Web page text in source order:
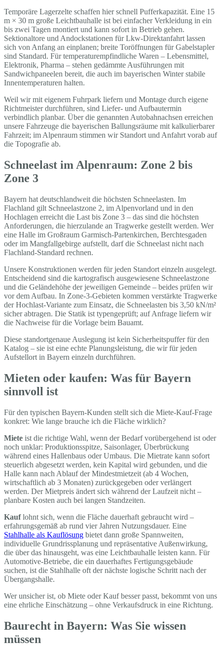
Temporäre Lagerzelte schaffen hier schnell Pufferkapazität. Eine 15
m × 30 m große Leichtbauhalle ist bei einfacher Verkleidung in ein
bis zwei Tagen montiert und kann sofort in Betrieb gehen.
Sektionaltore und Andockstationen für Lkw-Direktanfahrt lassen
sich von Anfang an einplanen; breite Toröffnungen für Gabelstapler
sind Standard. Für temperaturempfindliche Waren – Lebensmittel,
Elektronik, Pharma – stehen gedämmte Ausführungen mit
Sandwichpaneelen bereit, die auch im bayerischen Winter stabile
Innentemperaturen halten.
Weil wir mit eigenem Fuhrpark liefern und Montage durch eigene
Richtmeister durchführen, sind Liefer- und Aufbautermin
verbindlich planbar. Über die genannten Autobahnachsen erreichen
unsere Fahrzeuge die bayerischen Ballungsräume mit kalkulierbarer
Fahrzeit; im Alpenraum stimmen wir Standort und Anfahrt vorab auf
die Topografie ab.
Schneelast im Alpenraum: Zone 2 bis
Zone 3
Bayern hat deutschlandweit die höchsten Schneelasten. Im
Flachland gilt Schneelastzone 2, im Alpenvorland und in den
Hochlagen erreicht die Last bis Zone 3 – das sind die höchsten
Anforderungen, die hierzulande an Tragwerke gestellt werden. Wer
eine Halle im Großraum Garmisch-Partenkirchen, Berchtesgaden
oder im Mangfallgebirge aufstellt, darf die Schneelast nicht nach
Flachland-Standard rechnen.
Unsere Konstruktionen werden für jeden Standort einzeln ausgelegt.
Entscheidend sind die kartografisch ausgewiesene Schneelastzone
und die Geländehöhe der jeweiligen Gemeinde – beides prüfen wir
vor dem Aufbau. In Zone-3-Gebieten kommen verstärkte Tragwerke
der Hochlast-Variante zum Einsatz, die Schneelasten bis 3,50 kN/m²
sicher abtragen. Die Statik ist typengeprüft; auf Anfrage liefern wir
die Nachweise für die Vorlage beim Bauamt.
Diese standortgenaue Auslegung ist kein Sicherheitspuffer für den
Katalog – sie ist eine echte Planungsleistung, die wir für jeden
Aufstellort in Bayern einzeln durchführen.
Mieten oder kaufen: Was für Bayern
sinnvoll ist
Für den typischen Bayern-Kunden stellt sich die Miete-Kauf-Frage
konkret: Wie lange brauche ich die Fläche wirklich?
Miete ist die richtige Wahl, wenn der Bedarf vorübergehend ist oder
noch unklar: Produktionsspitze, Saisonlager, Überbrückung
während eines Hallenbaus oder Umbaus. Die Mietrate kann sofort
steuerlich abgesetzt werden, kein Kapital wird gebunden, und die
Halle kann nach Ablauf der Mindestmietzeit (ab 4 Wochen,
wirtschaftlich ab 3 Monaten) zurückgegeben oder verlängert
werden. Der Mietpreis ändert sich während der Laufzeit nicht –
planbare Kosten auch bei langen Standzeiten.
Kauflohnt sich, wenn die Fläche dauerhaft gebraucht wird –
erfahrungsgemäß ab rund vier Jahren Nutzungsdauer. Eine
Stahlhalle als Kauflösung bietet dann große Spannweiten,
individuelle Grundrissplanung und repräsentative Außenwirkung,
die über das hinausgeht, was eine Leichtbauhalle leisten kann. Für
Automotive-Betriebe, die ein dauerhaftes Fertigungsgebäude
suchen, ist die Stahlhalle oft der nächste logische Schritt nach der
Übergangshalle.
Wer unsicher ist, ob Miete oder Kauf besser passt, bekommt von uns
eine ehrliche Einschätzung – ohne Verkaufsdruck in eine Richtung.
Baurecht in Bayern: Was Sie wissen
müssen